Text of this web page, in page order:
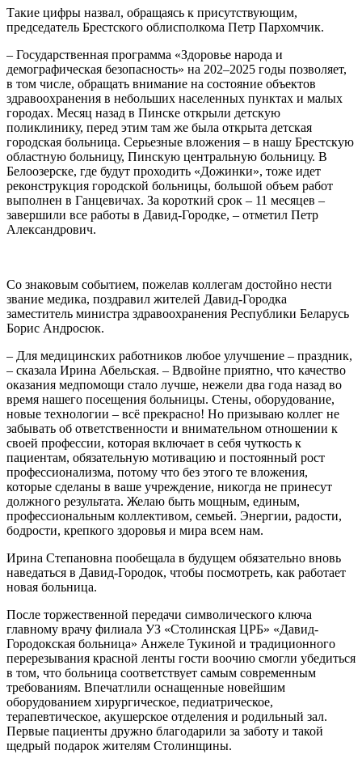
Такие цифры назвал, обращаясь к присутствующим,
председатель Брестского облисполкома Петр Пархомчик.
– Государственная программа «Здоровье народа и
демографическая безопасность» на 202–2025 годы позволяет,
в том числе, обращать внимание на состояние объектов
здравоохранения в небольших населенных пунктах и малых
городах. Месяц назад в Пинске открыли детскую
поликлинику, перед этим там же была открыта детская
городская больница. Серьезные вложения – в нашу Брестскую
областную больницу, Пинскую центральную больницу. В
Белоозерске, где будут проходить «Дожинки», тоже идет
реконструкция городской больницы, большой объем работ
выполнен в Ганцевичах. За короткий срок – 11 месяцев –
завершили все работы в Давид-Городке, – отметил Петр
Александрович.
Со знаковым событием, пожелав коллегам достойно нести
звание медика, поздравил жителей Давид-Городка
заместитель министра здравоохранения Республики Беларусь
Борис Андросюк.
– Для медицинских работников любое улучшение – праздник,
– сказала Ирина Абельская. – Вдвойне приятно, что качество
оказания медпомощи стало лучше, нежели два года назад во
время нашего посещения больницы. Стены, оборудование,
новые технологии – всё прекрасно! Но призываю коллег не
забывать об ответственности и внимательном отношении к
своей профессии, которая включает в себя чуткость к
пациентам, обязательную мотивацию и постоянный рост
профессионализма, потому что без этого те вложения,
которые сделаны в ваше учреждение, никогда не принесут
должного результата. Желаю быть мощным, единым,
профессиональным коллективом, семьей. Энергии, радости,
бодрости, крепкого здоровья и мира всем нам.
Ирина Степановна пообещала в будущем обязательно вновь
наведаться в Давид-Городок, чтобы посмотреть, как работает
новая больница.
После торжественной передачи символического ключа
главному врачу филиала УЗ «Столинская ЦРБ» «Давид-
Городокская больница» Анжеле Тукиной и традиционного
перерезывания красной ленты гости воочию смогли убедиться
в том, что больница соответствует самым современным
требованиям. Впечатлили оснащенные новейшим
оборудованием хирургическое, педиатрическое,
терапевтическое, акушерское отделения и родильный зал.
Первые пациенты дружно благодарили за заботу и такой
щедрый подарок жителям Столинщины.